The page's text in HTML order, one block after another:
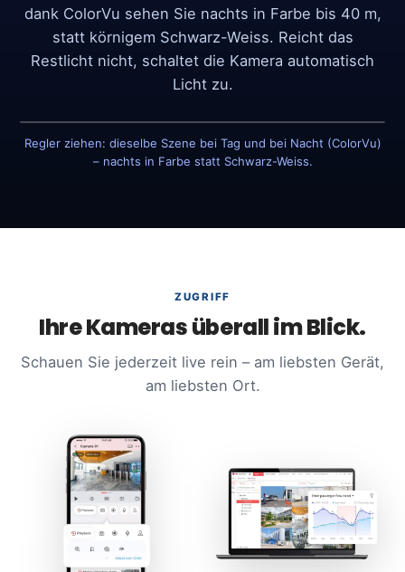
dank ColorVu sehen Sie nachts in Farbe bis 40 m,
statt körnigem Schwarz-Weiss. Reicht das
Restlicht nicht, schaltet die Kamera automatisch
Licht zu.
TAG NACHT · COLORVU
Regler ziehen: dieselbe Szene bei Tag und bei Nacht (ColorVu)
– nachts in Farbe statt Schwarz-Weiss.
ZUGRIFF
Ihre Kameras überall im Blick.
Schauen Sie jederzeit live rein – am liebsten Gerät,
am liebsten Ort.